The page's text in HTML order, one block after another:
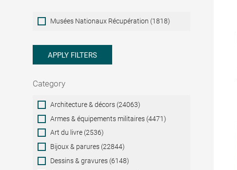
Musées
Nationaux
Musées Nationaux Récupération (1818)
APPLY FILTERS
Category
Category
Architecture & décors (24063)
Armes & équipements militaires (4471)
Art du livre (2536)
Bijoux & parures (22844)
Dessins & gravures (6148)